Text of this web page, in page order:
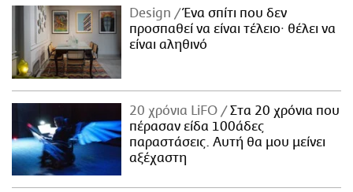
Design
Ένα σπίτι που δεν
προσπαθεί να είναι τέλειο· θέλει να
είναι αληθινό
20 χρόνια LiFO
Στα 20 χρόνια που
πέρασαν είδα 100άδες
παραστάσεις. Αυτή θα μου μείνει
αξέχαστη